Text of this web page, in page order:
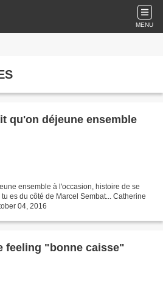
MENU
qu'on déjeune ensemble
ensemble à l'occasion, histoire de se
es du côté de Marcel Sembat... Catherine
04, 2016
feeling "bonne caisse"